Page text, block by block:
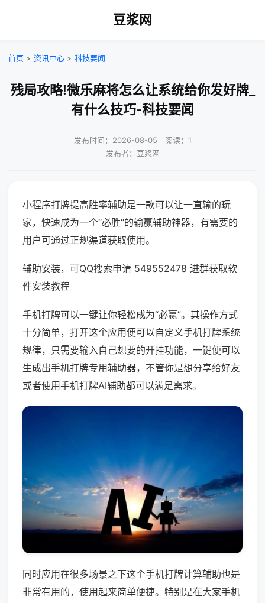
豆浆网
首页 > 资讯中心 > 科技要闻
残局攻略!微乐麻将怎么让系统给你发好牌_
有什么技巧-科技要闻
发布时间：2026-08-05｜阅读：1
发布者：豆浆网
小程序打牌提高胜率辅助是一款可以让一直输的玩
家，快速成为一个“必胜”的输赢辅助神器，有需要的
用户可通过正规渠道获取使用。
辅助安装，可QQ搜索申请 549552478 进群获取软
件安装教程
手机打牌可以一键让你轻松成为“必赢”。其操作方式
十分简单，打开这个应用便可以自定义手机打牌系统
规律，只需要输入自己想要的开挂功能，一键便可以
生成出手机打牌专用辅助器，不管你是想分享给好友
或者使用手机打牌AI辅助都可以满足需求。
同时应用在很多场景之下这个手机打牌计算辅助也是
非常有用的，使用起来简单便捷。特别是在大家手机